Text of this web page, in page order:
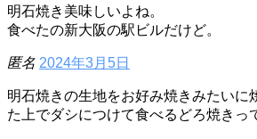
明石焼き美味しいよね。
食べたの新大阪の駅ビルだけど。
匿名 2024年3月5日
明石焼きの生地をお好み焼きみたいに
た上でダシにつけて食べるどろ焼きっ